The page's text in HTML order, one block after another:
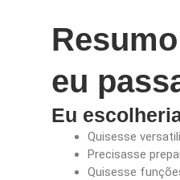
eu
Eu
Quisesse
Precisasse
Quisesse